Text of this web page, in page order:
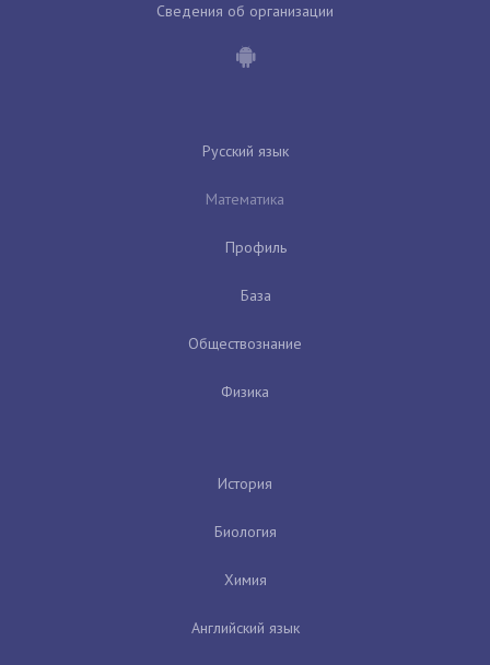
Сведения об организации
Русский язык
Математика
Профиль
База
Обществознание
Физика
История
Биология
Химия
Английский язык